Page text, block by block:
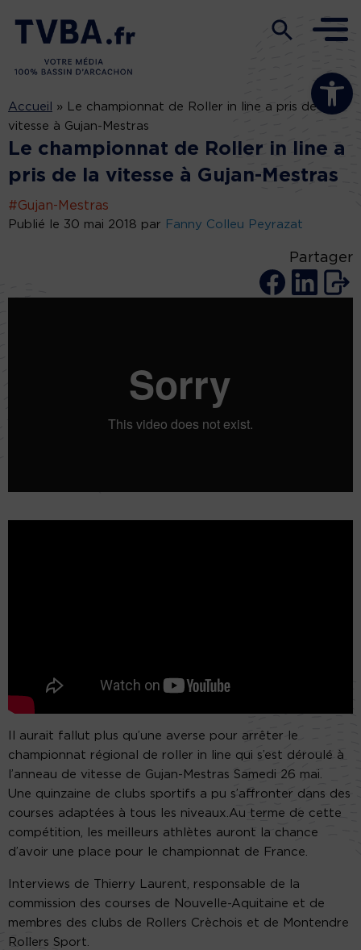
Ouvrir la
Accueil »
Le championnat de Roller in line a pris de la
vitesse à Gujan-Mestras
Le championnat de Roller in line a
pris de la vitesse à Gujan-Mestras
#Gujan-Mestras
Publié le 30 mai 2018 par Fanny Colleu Peyrazat
Partager
Il aurait fallut plus qu’une averse pour arrêter le
championnat régional de roller in line qui s’est déroulé à
l’anneau de vitesse de Gujan-Mestras Samedi 26 mai.
Une quinzaine de clubs sportifs a pu s’affronter dans des
courses adaptées à tous les niveaux.Au terme de cette
compétition, les meilleurs athlètes auront la chance
d’avoir une place pour le championnat de France.
Interviews de Thierry Laurent, responsable de la
commission des courses de Nouvelle-Aquitaine et de
membres des clubs de Rollers Crèchois et de Montendre
Rollers Sport.